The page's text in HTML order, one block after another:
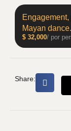
Mayan dance.
$ 32,000/ por
Share: